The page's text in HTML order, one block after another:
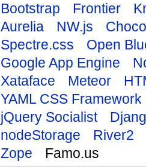
Bootstrap
Frontier
Aurelia
NW.js
Spectre.css
Open
Google App Engine
Xataface
Meteor
YAML CSS Framework
jQuery Socialist
nodeStorage
River2
Zope
Famo.us